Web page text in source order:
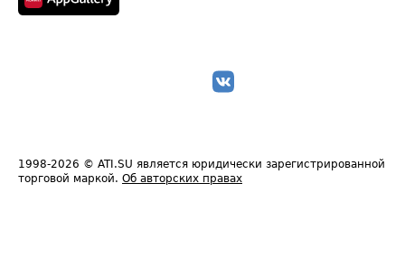
1998-2026 © ATI.SU является юридически зарегистрированной
торговой маркой. Об авторских правах